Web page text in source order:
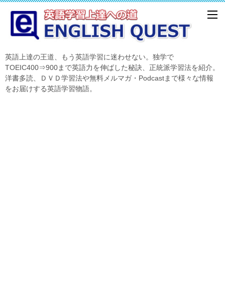
英語上達の王道、もう英語学習に迷わせない。独学で
TOEIC400⇒900まで英語力を伸ばした秘訣、正統派学習法を紹介。
洋書多読、ＤＶＤ学習法や無料メルマガ・Podcastまで様々な情報
をお届けする英語学習物語。